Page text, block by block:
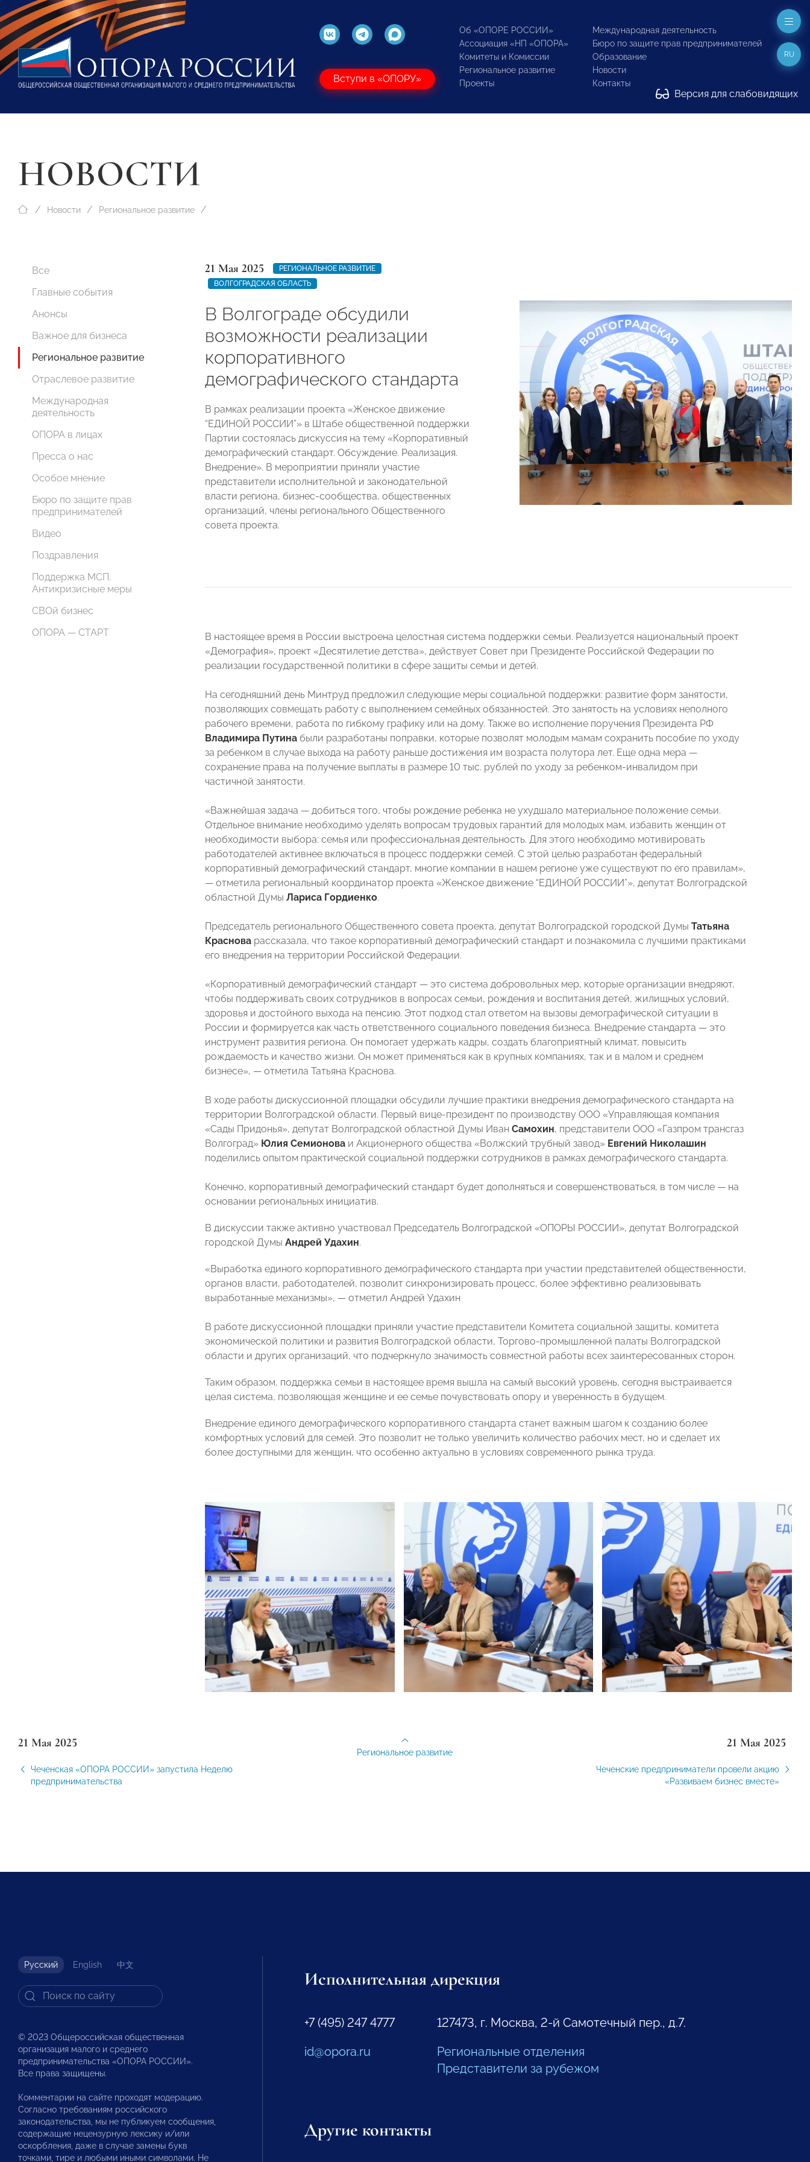
Вступи в «ОПОРУ»
Об «ОПОРЕ РОССИИ»
Ассоциация «НП «ОПОРА»
Комитеты и Комиссии
Региональное развитие
Проекты
Международная деятельность
Бюро по защите прав предпринимателей
Образование
Новости
Контакты
Версия для слабовидящих
RU
НОВОСТИ
Новости Региональное развитие
Все
Главные события
Анонсы
Важное для бизнеса
Региональное развитие
Отраслевое развитие
Международная
деятельность
ОПОРА в лицах
Пресса о нас
Особое мнение
Бюро по защите прав
предпринимателей
Видео
Поздравления
Поддержка МСП.
Антикризисные меры
СВОй бизнес
ОПОРА — СТАРТ
21 Мая 2025
РЕГИОНАЛЬНОЕ РАЗВИТИЕ
ВОЛГОГРАДСКАЯ ОБЛАСТЬ
В Волгограде обсудили
возможности реализации
корпоративного
демографического стандарта
В рамках реализации проекта «Женское движение
“ЕДИНОЙ РОССИИ”» в Штабе общественной поддержки
Партии состоялась дискуссия на тему «Корпоративный
демографический стандарт. Обсуждение. Реализация.
Внедрение». В мероприятии приняли участие
представители исполнительной и законодательной
власти региона, бизнес-сообщества, общественных
организаций, члены регионального Общественного
совета проекта.
В настоящее время в России выстроена целостная система поддержки семьи. Реализуется национальный проект
«Демография», проект «Десятилетие детства», действует Совет при Президенте Российской Федерации по
реализации государственной политики в сфере защиты семьи и детей.
На сегодняшний день Минтруд предложил следующие меры социальной поддержки: развитие форм занятости,
позволяющих совмещать работу с выполнением семейных обязанностей. Это занятость на условиях неполного
рабочего времени, работа по гибкому графику или на дому. Также во исполнение поручения Президента РФ
Владимира Путина были разработаны поправки, которые позволят молодым мамам сохранить пособие по уходу
за ребенком в случае выхода на работу раньше достижения им возраста полутора лет. Еще одна мера —
сохранение права на получение выплаты в размере 10 тыс. рублей по уходу за ребенком-инвалидом при
частичной занятости.
«Важнейшая задача — добиться того, чтобы рождение ребенка не ухудшало материальное положение семьи.
Отдельное внимание необходимо уделять вопросам трудовых гарантий для молодых мам, избавить женщин от
необходимости выбора: семья или профессиональная деятельность. Для этого необходимо мотивировать
работодателей активнее включаться в процесс поддержки семей. С этой целью разработан федеральный
корпоративный демографический стандарт, многие компании в нашем регионе уже существуют по его правилам»,
— отметила региональный координатор проекта «Женское движение “ЕДИНОЙ РОССИИ”», депутат Волгоградской
областной Думы Лариса Гордиенко.
Председатель регионального Общественного совета проекта, депутат Волгоградской городской Думы Татьяна
Краснова рассказала, что такое корпоративный демографический стандарт и познакомила с лучшими практиками
его внедрения на территории Российской Федерации.
«Корпоративный демографический стандарт — это система добровольных мер, которые организации внедряют,
чтобы поддерживать своих сотрудников в вопросах семьи, рождения и воспитания детей, жилищных условий,
здоровья и достойного выхода на пенсию. Этот подход стал ответом на вызовы демографической ситуации в
России и формируется как часть ответственного социального поведения бизнеса. Внедрение стандарта — это
инструмент развития региона. Он помогает удержать кадры, создать благоприятный климат, повысить
рождаемость и качество жизни. Он может применяться как в крупных компаниях, так и в малом и среднем
бизнесе», — отметила Татьяна Краснова.
В ходе работы дискуссионной площадки обсудили лучшие практики внедрения демографического стандарта на
территории Волгоградской области. Первый вице-президент по производству ООО «Управляющая компания
«Сады Придонья», депутат Волгоградской областной Думы Иван Самохин, представители ООО «Газпром трансгаз
Волгоград» Юлия Семионова и Акционерного общества «Волжский трубный завод» Евгений Николашин
поделились опытом практической социальной поддержки сотрудников в рамках демографического стандарта.
Конечно, корпоративный демографический стандарт будет дополняться и совершенствоваться, в том числе — на
основании региональных инициатив.
В дискуссии также активно участвовал Председатель Волгоградской «ОПОРЫ РОССИИ», депутат Волгоградской
городской Думы Андрей Удахин.
«Выработка единого корпоративного демографического стандарта при участии представителей общественности,
органов власти, работодателей, позволит синхронизировать процесс, более эффективно реализовывать
выработанные механизмы», — отметил Андрей Удахин
В работе дискуссионной площадки приняли участие представители Комитета социальной защиты, комитета
экономической политики и развития Волгоградской области, Торгово-промышленной палаты Волгоградской
области и других организаций, что подчеркнуло значимость совместной работы всех заинтересованных сторон.
Таким образом, поддержка семьи в настоящее время вышла на самый высокий уровень, сегодня выстраивается
целая система, позволяющая женщине и ее семье почувствовать опору и уверенность в будущем.
Внедрение единого демографического корпоративного стандарта станет важным шагом к созданию более
комфортных условий для семей. Это позволит не только увеличить количество рабочих мест, но и сделает их
более доступными для женщин, что особенно актуально в условиях современного рынка труда.
21 Мая 2025
Чеченская «ОПОРА РОССИИ» запустила Неделю
предпринимательства
21 Мая 2025
Чеченские предприниматели провели акцию
«Развиваем бизнес вместе»
Региональное развитие
Русский English 中文
© 2023 Общероссийская общественная
организация малого и среднего
предпринимательства «ОПОРА РОССИИ».
Все права защищены.
Комментарии на сайте проходят модерацию.
Согласно требованиям российского
законодательства, мы не публикуем сообщения,
содержащие нецензурную лексику и/или
оскорбления, даже в случае замены букв
точками, тире и любыми иными символами. Не
Исполнительная дирекция
+7 (495) 247 4777
id@opora.ru
127473, г. Москва, 2-й Самотечный пер., д.7.
Региональные отделения
Представители за рубежом
Другие контакты